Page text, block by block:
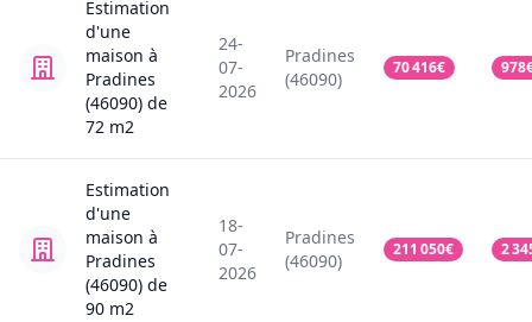
Estimation
d'une
maison à
Pradines
(46090) de
72 m2
24-
07-
2026
Pradines
(46090)
70 416€ 978
Estimation
d'une
maison à
Pradines
(46090) de
90 m2
18-
07-
2026
Pradines
(46090)
211 050€ 2